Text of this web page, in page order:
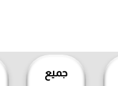
جميع